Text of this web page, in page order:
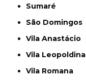
Sumaré
São Domingos
Vila Anastácio
Vila Leopoldina
Vila Romana